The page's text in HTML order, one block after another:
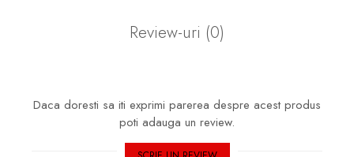
Review-uri (0)
Daca doresti sa iti exprimi parerea despre acest produs
poti adauga un review.